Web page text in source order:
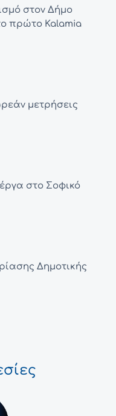
στον Δήμο
πρώτο Kalamia
μετρήσεις
στο Σοφικό
Δημοτικής